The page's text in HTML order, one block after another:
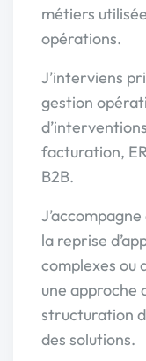
métiers
opérations.
J’interviens
gestion
facturation,
B2B.
la reprise
complexes ou
une approche
structuration
des solutions.